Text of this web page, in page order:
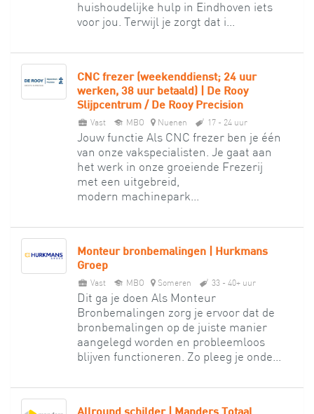
huishoudelijke hulp in Eindhoven iets
voor jou. Terwijl je zorgt dat i...
CNC frezer (weekenddienst; 24 uur
werken, 38 uur betaald) | De Rooy
Slijpcentrum / De Rooy Precision
Vast MBO Nuenen 17 - 24 uur
Jouw functie Als CNC frezer ben je één
van onze vakspecialisten. Je gaat aan
het werk in onze groeiende Frezerij
met een uitgebreid,
modern machinepark...
Monteur bronbemalingen | Hurkmans
Groep
Vast MBO Someren 33 - 40+ uur
Dit ga je doen Als Monteur
Bronbemalingen zorg je ervoor dat de
bronbemalingen op de juiste manier
aangelegd worden en probleemloos
blijven functioneren. Zo pleeg je onde...